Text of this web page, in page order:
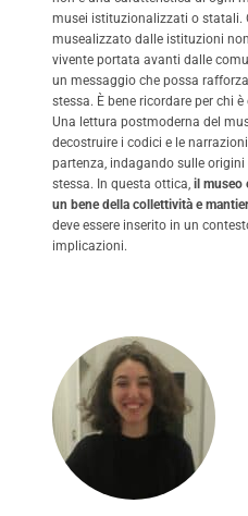
musei istituzionalizzati o statali.
musealizzato dalle istituzioni
vivente portata avanti dalle
un messaggio che possa
stessa. È bene ricordare per chi
Una lettura postmoderna del
decostruire i codici e le
partenza, indagando sulle
stessa. In questa ottica, il museo
un bene della collettività e
deve essere inserito in un
implicazioni.